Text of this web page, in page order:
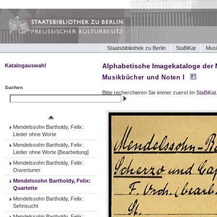
Staatsbibliothek zu Berlin StaBiKat
Katalogauswahl
Tonträger (Werke)
Tonträger (Interpreten)
Suchen
Mendelssohn Bartholdy, Felix:
Lieder ohne Worte
Mendelssohn Bartholdy, Felix:
Lieder ohne Worte [Bearbeitung]
Mendelssohn Bartholdy, Felix:
Ouverturen
Mendelssohn Bartholdy, Felix:
Quartette
Mendelssohn Bartholdy, Felix:
Sehnsucht
Alphabetische Imagekataloge der
Musikbücher und Noten I
Bitte recherchieren Sie immer zuerst im StaBiKat.